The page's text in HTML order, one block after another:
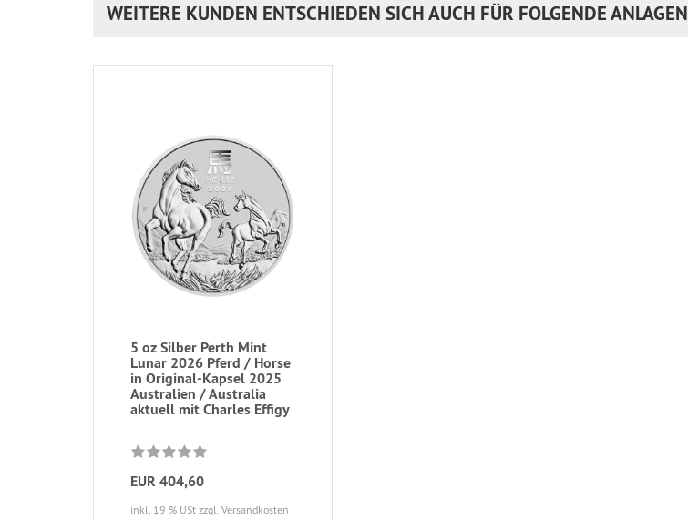
WEITERE KUNDEN ENTSCHIEDEN SICH AUCH FÜR FOLGENDE ANLAGEN
5 oz Silber Perth Mint
Lunar 2026 Pferd / Horse
in Original-Kapsel 2025
Australien / Australia
aktuell mit Charles Effigy
EUR 404,60
inkl. 19 % USt zzgl. Versandkosten